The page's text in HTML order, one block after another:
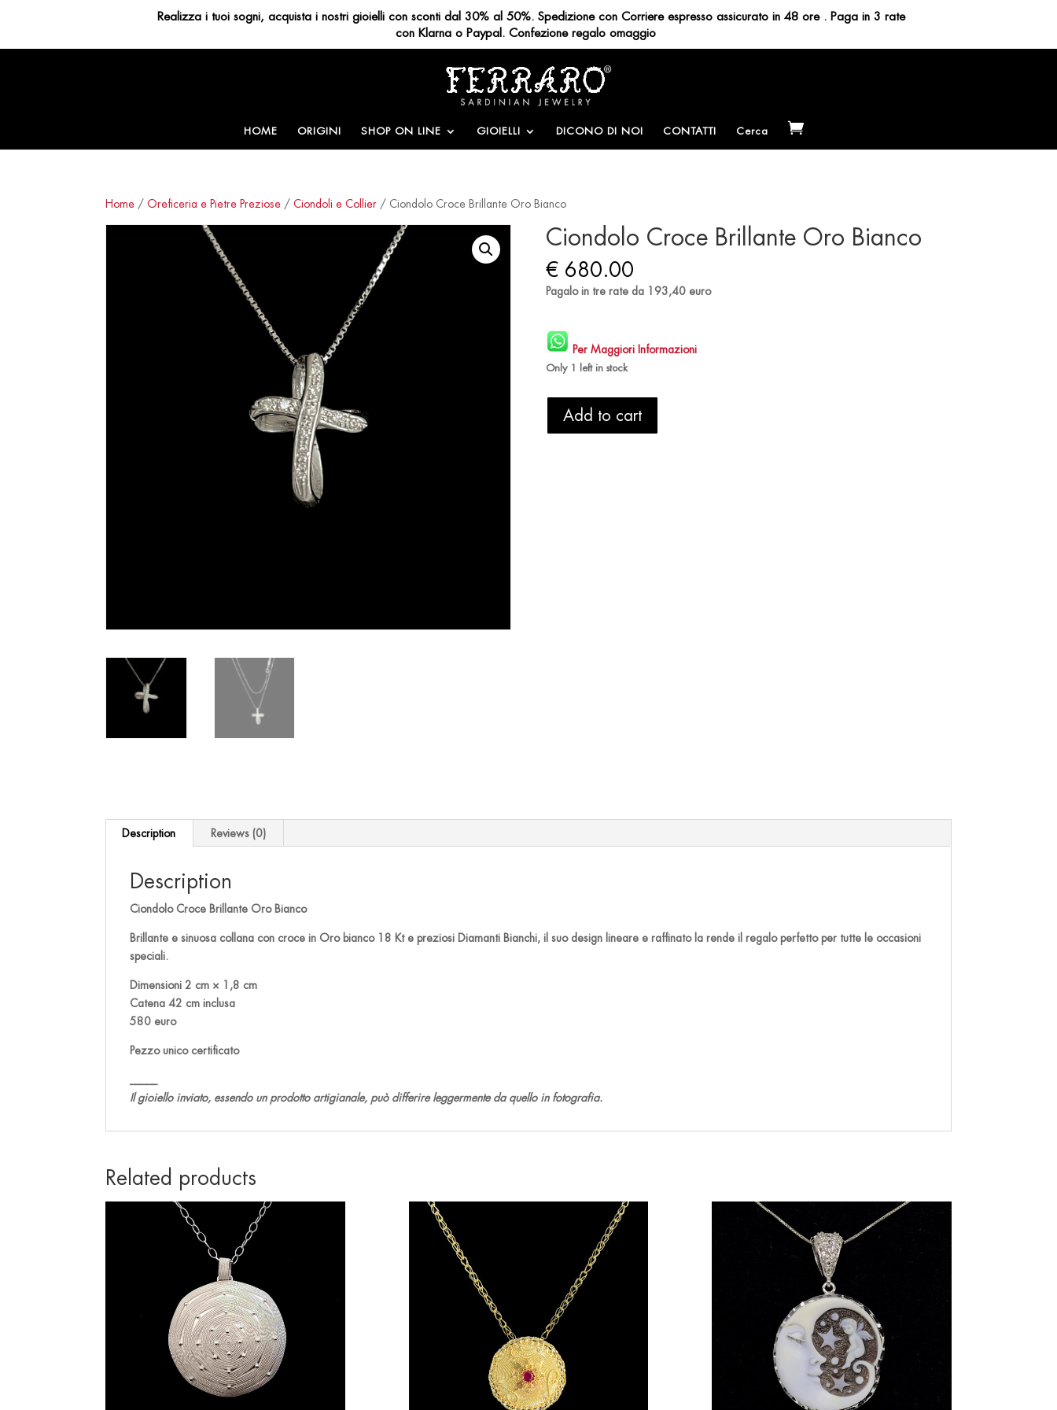
HOME ORIGINI SHOP ON LINE GIOIELLI DICONO DI NOI CONTATTI Cerca
Home /Oreficeria e Pietre Preziose /Ciondoli e Collier / Ciondolo Croce Brillante Oro Bianco
Ciondolo Croce Brillante Oro Bianco
€680.00
Pagalo in tre rate da 193,40 euro
Per Maggiori Informazioni
Only 1 left in stock
Ciondolo
CroceAdd to cart
Description Reviews (0)
Description
Ciondolo Croce Brillante Oro Bianco
Brillante e sinuosa collana con croce in Oro bianco 18 Kt e preziosi Diamanti Bianchi, il suo design lineare e raffinato la rende il regalo perfetto per tutte le occasioni
speciali.
Dimensioni 2 cm × 1,8 cm
Catena 42 cm inclusa
580 euro
Pezzo unico certificato
Il gioiello inviato, essendo un prodotto artigianale, può differire leggermente da quello in fotografia.
Related products
Realizza i tuoi sogni, acquista i nostri gioielli con sconti dal 30% al 50%. Spedizione con Corriere espresso assicurato in 48 ore . Paga in 3 rate
con Klarna o Paypal. Confezione regalo omaggio